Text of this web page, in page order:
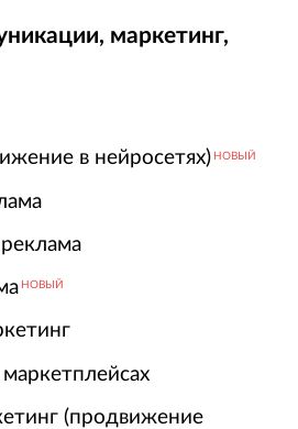
маркетинг,
в нейросетях) НОВЫЙ
НОВЫЙ
(продвижение